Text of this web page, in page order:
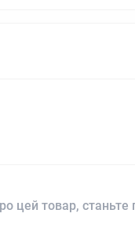
цей товар,